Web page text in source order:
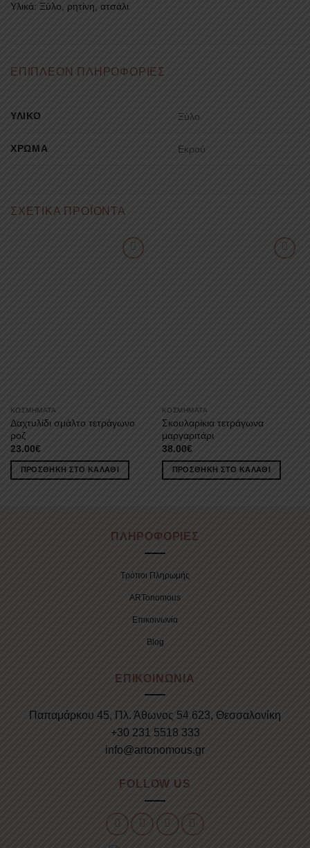
Υλικά: Ξύλο, ρητίνη, ατσάλι
ΕΠΙΠΛΈΟΝ ΠΛΗΡΟΦΟΡΊΕΣ
ΥΛΙΚΌ Ξύλο
ΧΡΏΜΑ Εκρού
ΣΧΕΤΙΚΆ ΠΡΟΪΌΝΤΑ
ΚΟΣΜΉΜΑΤΑ
Δαχτυλίδι σμάλτο τετράγωνο
ροζ
23.00€
ΠΡΟΣΘΉΚΗ ΣΤΟ ΚΑΛΆΘΙ
ΚΟΣΜΉΜΑΤΑ
Σκουλαρίκια τετράγωνα
μαργαριτάρι
38.00€
ΠΡΟΣΘΉΚΗ ΣΤΟ ΚΑΛΆΘΙ
ΠΛΗΡΟΦΟΡΙΕΣ
Τρόποι Πληρωμής
ARTonomous
Επικοινωνία
Blog
ΕΠΙΚΟΙΝΩΝΙΑ
Παπαμάρκου 45, Πλ. Άθωνος 54 623, Θεσσαλονίκη
+30 231 5518 333
info@artonomous.gr
FOLLOW US